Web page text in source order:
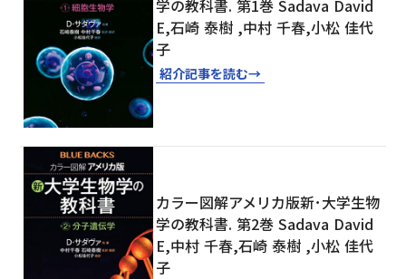
学の教科書. 第1巻 Sadava David
E,石崎 泰樹 ,中村 千春,小松 佳代
子
紹介記事を読む→
カラー図解アメリカ版新･大学生物
学の教科書. 第2巻 Sadava David
E,中村 千春,石崎 泰樹 ,小松 佳代
子